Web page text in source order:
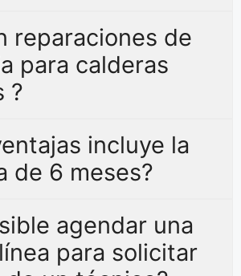
reparaciones de
para calderas
?
incluye la
de 6 meses?
agendar una
para solicitar